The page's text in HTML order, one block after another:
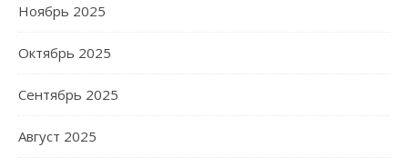
Ноябрь 2025
Октябрь 2025
Сентябрь 2025
Август 2025